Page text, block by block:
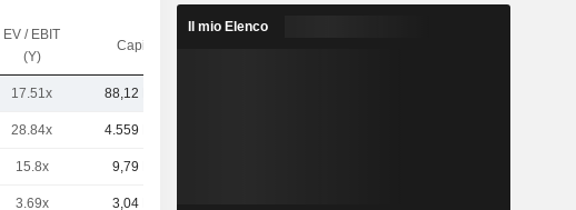
EV / EBIT
(Y)
Capi.($)
17.51x 88,12 Mrd
28.84x 4.559 Mrd
15.8x 9,79 Mrd
3.69x 3,04 Mrd
Il mio Elenco